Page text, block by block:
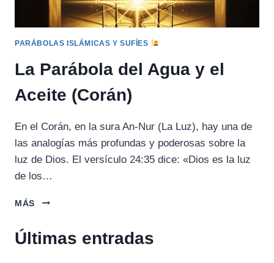
PARÁBOLAS ISLÁMICAS Y SUFÍES
La Parábola del Agua y el
Aceite (Corán)
En el Corán, en la sura An-Nur (La Luz), hay una de
las analogías más profundas y poderosas sobre la
luz de Dios. El versículo 24:35 dice: «Dios es la luz
de los…
MÁS
LA
AGUA
Últimas entradas